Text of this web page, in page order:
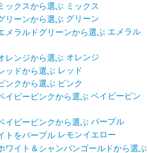
ミックス
グリーン
エメラル
オレンジ
レッド
ピンク
ベイビーピン
パープル
レモンイエロー